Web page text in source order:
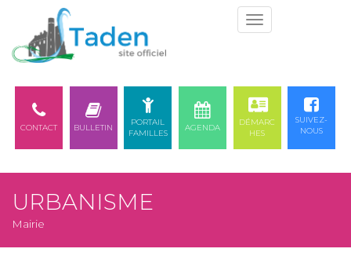
CONTACT BULLETIN
PORTAIL
FAMILLES
AGENDA
DÉMARC
HES
SUIVEZ-
NOUS
URBANISME
Mairie